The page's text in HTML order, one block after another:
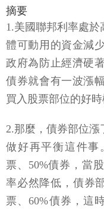
摘要
1.美國聯邦利率處
體可動用的資金減
政府為防止經濟硬
債券就會有一波漲
買入股票部位的好時
2.那麼，債券部位
做好再平衡這件事
票、50%債券，當
率必然降低，債券
票、60%債券，這